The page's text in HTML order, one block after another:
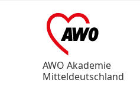
AWO Akademie
Mitteldeutschland